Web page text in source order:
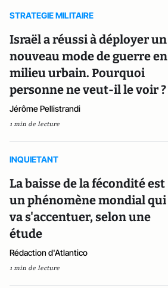
STRATEGIE MILITAIRE
Israël a réussi à déployer un
nouveau mode de guerre en
milieu urbain. Pourquoi
personne ne veut-il le voir ?
Jérôme Pellistrandi
1 min de lecture
INQUIETANT
La baisse de la fécondité est
un phénomène mondial qui
va s'accentuer, selon une
étude
Rédaction d'Atlantico
1 min de lecture